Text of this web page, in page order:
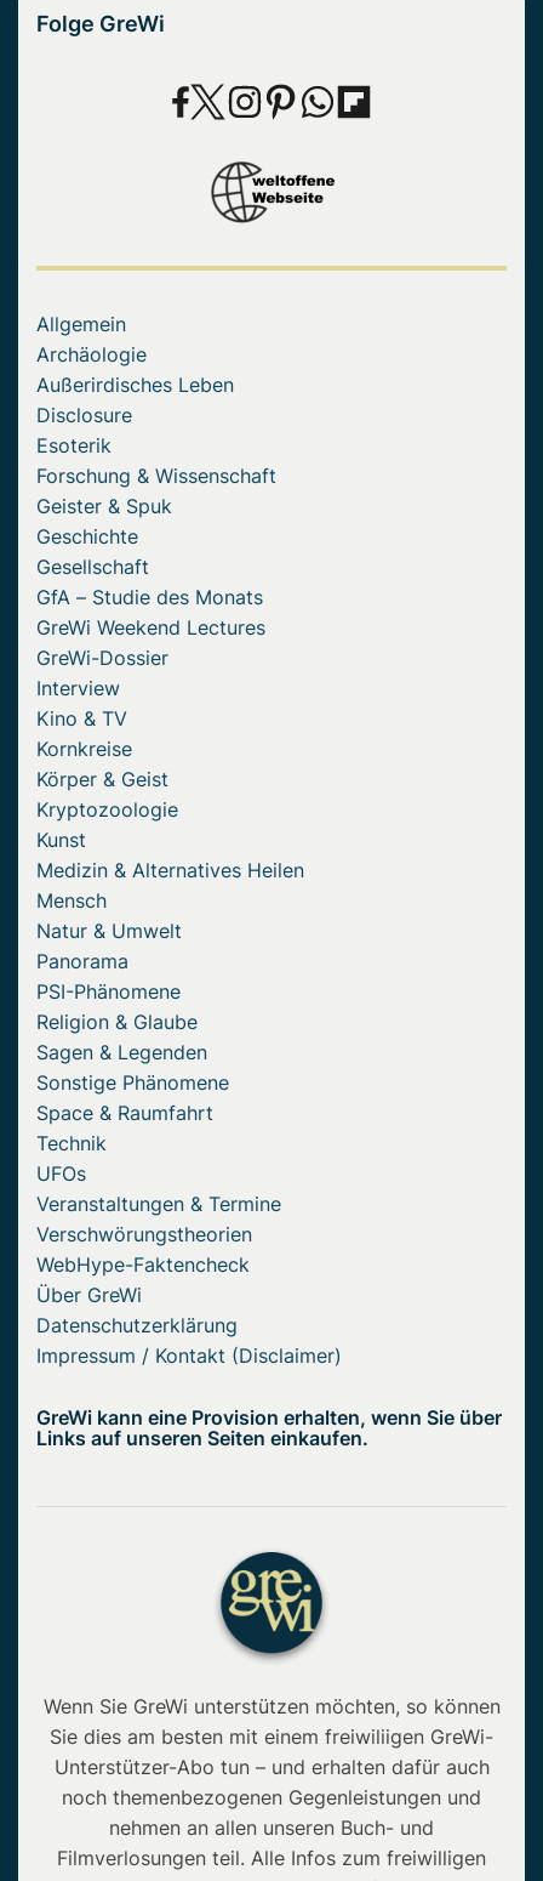
Folge GreWi
Allgemein
Archäologie
Außerirdisches Leben
Disclosure
Esoterik
Forschung & Wissenschaft
Geister & Spuk
Geschichte
Gesellschaft
GfA – Studie des Monats
GreWi Weekend Lectures
GreWi-Dossier
Interview
Kino & TV
Kornkreise
Körper & Geist
Kryptozoologie
Kunst
Medizin & Alternatives Heilen
Mensch
Natur & Umwelt
Panorama
PSI-Phänomene
Religion & Glaube
Sagen & Legenden
Sonstige Phänomene
Space & Raumfahrt
Technik
UFOs
Veranstaltungen & Termine
Verschwörungstheorien
WebHype-Faktencheck
Über GreWi
Datenschutzerklärung
Impressum / Kontakt (Disclaimer)
GreWi kann eine Provision erhalten, wenn Sie über
Links auf unseren Seiten einkaufen.
Wenn Sie GreWi unterstützen möchten, so können
Sie dies am besten mit einem freiwiliigen GreWi-
Unterstützer-Abo tun – und erhalten dafür auch
noch themenbezogenen Gegenleistungen und
nehmen an allen unseren Buch- und
Filmverlosungen teil. Alle Infos zum freiwilligen